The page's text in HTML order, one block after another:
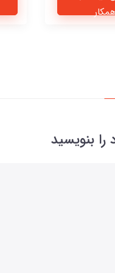
را بنویسید